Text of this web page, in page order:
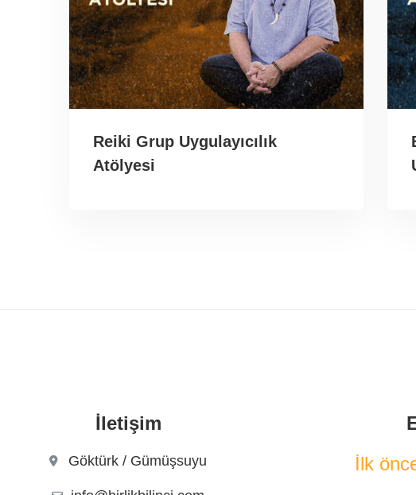
Reiki Grup Uygulayıcılık
Atölyesi
İletişim
Göktürk / Gümüşsuyu
İlk